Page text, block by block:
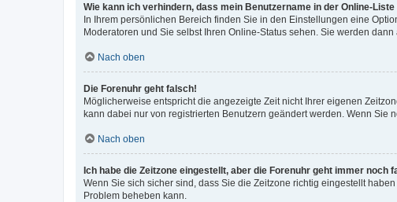
Wie kann ich verhindern, dass mein Benutzername in der Online-
In Ihrem persönlichen Bereich finden Sie in den Einstellungen eine
Moderatoren und Sie selbst Ihren Online-Status sehen. Sie werden
Nach oben
Die Forenuhr geht falsch!
Möglicherweise entspricht die angezeigte Zeit nicht Ihrer eigenen
kann dabei nur von registrierten Benutzern geändert werden. Wenn Sie
Nach oben
Ich habe die Zeitzone eingestellt, aber die Forenuhr geht immer noch
Wenn Sie sich sicher sind, dass Sie die Zeitzone richtig eingestellt
Problem beheben kann.